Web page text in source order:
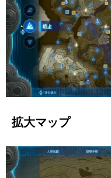
拡大マップ